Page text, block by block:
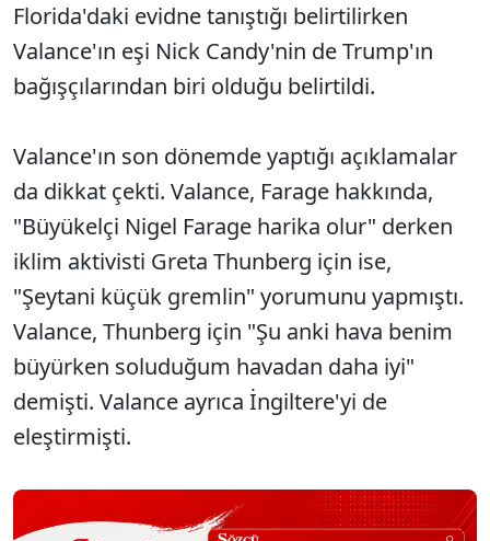
Florida'daki evidne tanıştığı belirtilirken
Valance'ın eşi Nick Candy'nin de Trump'ın
bağışçılarından biri olduğu belirtildi.
Valance'ın son dönemde yaptığı açıklamalar
da dikkat çekti. Valance, Farage hakkında,
"Büyükelçi Nigel Farage harika olur" derken
iklim aktivisti Greta Thunberg için ise,
"Şeytani küçük gremlin" yorumunu yapmıştı.
Valance, Thunberg için "Şu anki hava benim
büyürken soluduğum havadan daha iyi"
demişti. Valance ayrıca İngiltere'yi de
eleştirmişti.